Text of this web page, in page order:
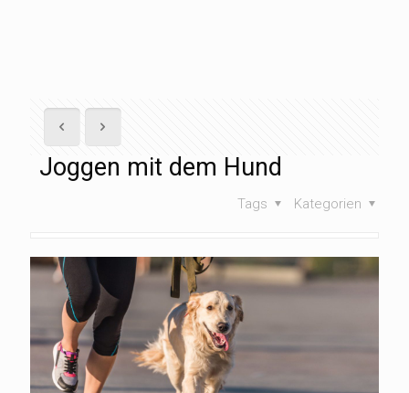
Joggen mit dem Hund
Kategorien
Tags